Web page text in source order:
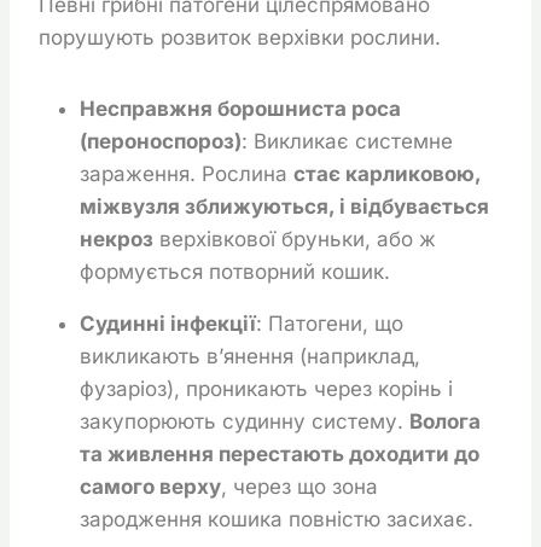
порушують розвиток верхівки рослини.
Несправжня борошниста роса
(пероноспороз): Викликає системне
зараження. Рослина стає карликовою,
міжвузля зближуються, і відбувається
некроз верхівкової бруньки, або ж
формується потворний кошик.
Судинні інфекції: Патогени, що
викликають в’янення (наприклад,
фузаріоз), проникають через корінь і
закупорюють судинну систему. Волога
та живлення перестають доходити до
самого верху, через що зона
зародження кошика повністю засихає.